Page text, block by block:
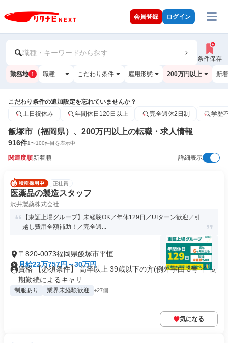
会員登録 ログイン
職種・キーワードから探す
条件保存
勤務地 1 職種 こだわり条件 雇用形態 200万円以上 新
こだわり条件の追加設定を忘れていませんか？
土日祝休み
年間休日120日以上 完全週休2日制 学歴
飯塚市（福岡県）、200万円以上の転職・求人情報
916件1〜100件目を表示中
関連度順新着順 詳細表示
正社員
医薬品の製造スタッフ
沢井製薬株式会社
【東証上場グループ】未経験OK／年休129日／UIターン歓迎／引
越し費用全額補助！／完全週...
〒820-0073福岡県飯塚市平恒
月給22万757円～30万円
資格 【必須条件】 高卒以上 39歳以下の方(例外事由 3号 イ 長
期勤続によるキャリ...
制服あり 業界未経験歓迎 +27個
気になる